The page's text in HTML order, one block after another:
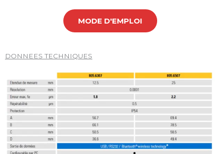
MODE D'EMPLOI
DONNEES TECHNIQUES